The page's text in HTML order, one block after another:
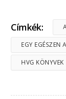
Címkék:
EGY EGÉSZEN
HVG KÖNYVEK